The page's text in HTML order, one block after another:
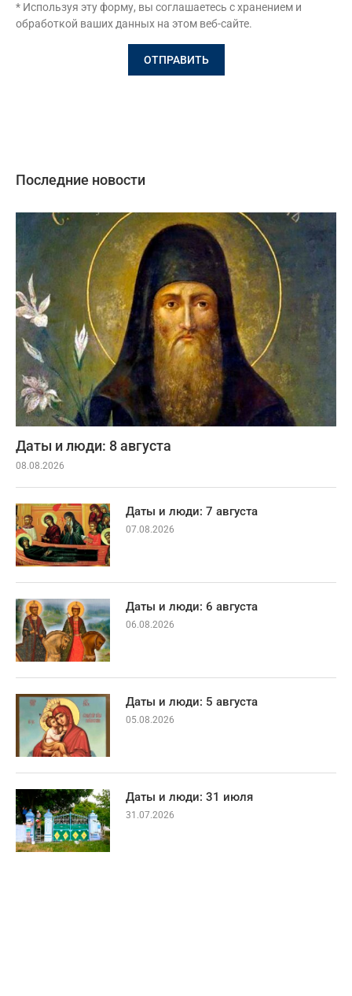
* Используя эту форму, вы соглашаетесь с хранением и
обработкой ваших данных на этом веб-сайте.
Последние новости
Даты и люди: 8 августа
08.08.2026
Даты и люди: 7 августа
07.08.2026
Даты и люди: 6 августа
06.08.2026
Даты и люди: 5 августа
05.08.2026
Даты и люди: 31 июля
31.07.2026